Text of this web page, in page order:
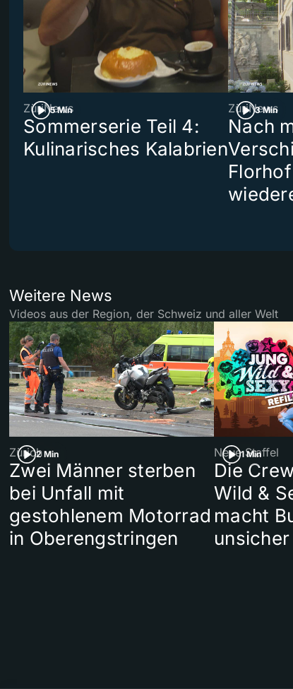
5 Min
ZüriNews
Sommerserie Teil 4:
Kulinarisches Kalabrien
3 Min
ZüriNews
Nach
Weitere News
Videos aus der Region, der Schweiz und aller Welt
2 Min
Zürich
Zwei Männer sterben
bei Unfall mit
gestohlenem Motorrad
in Oberengstringen
1 Min
Neue Staffel
Die
Wild &
macht
unsicher